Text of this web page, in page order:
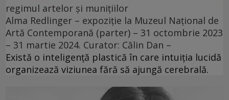
regimul artelor și munițiilor
Alma Redlinger – expoziție la Muzeul Național de
Artă Contemporană (parter) – 31 octombrie 2023
– 31 martie 2024. Curator: Călin Dan –
Există o inteligență plastică în care intuiția lucidă
organizează viziunea fără să ajungă cerebrală.